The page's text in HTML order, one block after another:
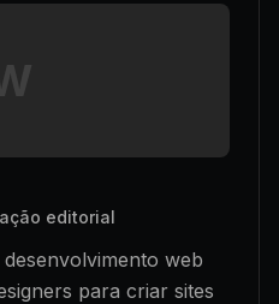
editorial
web
para criar sites